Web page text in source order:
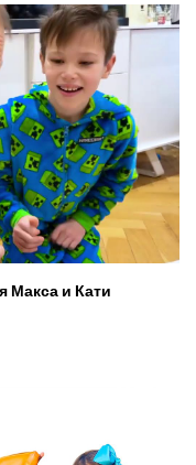
Макса и Кати